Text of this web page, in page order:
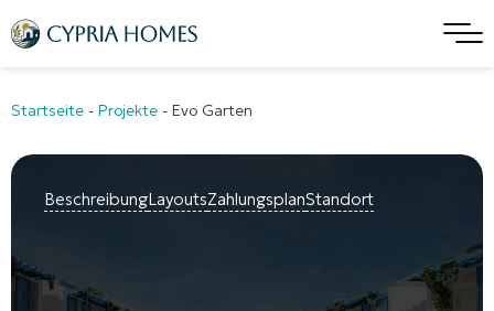
Startseite - Projekte - Evo Garten
BeschreibungLayoutsZahlungsplanStandort